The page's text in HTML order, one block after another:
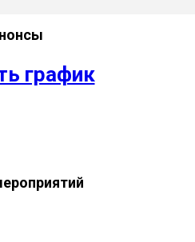
график